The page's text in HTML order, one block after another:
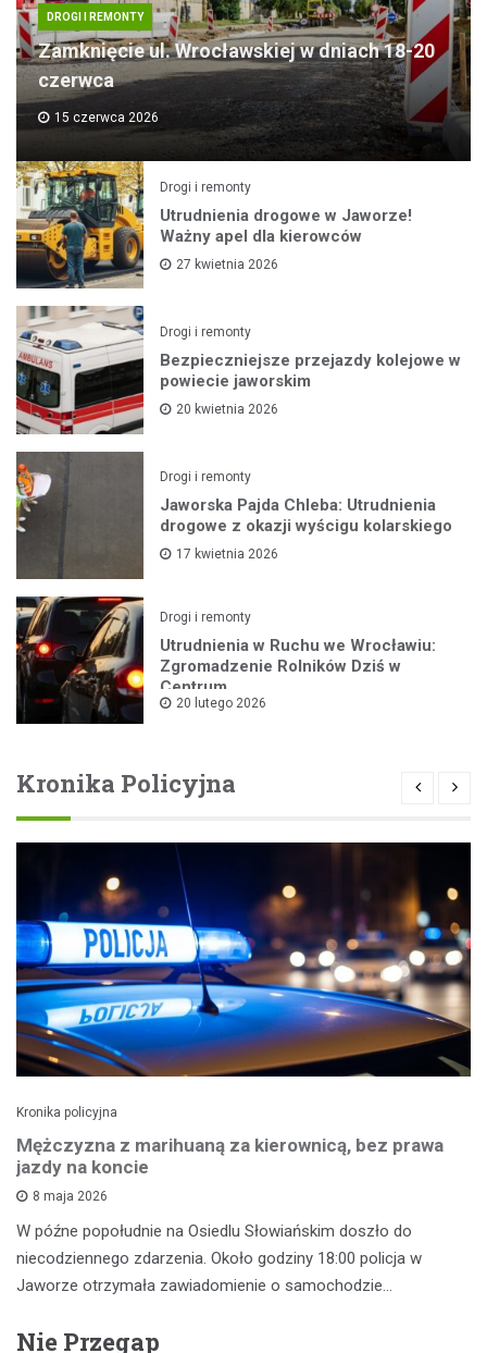
DROGI I REMONTY
Zamknięcie ul. Wrocławskiej w dniach 18-20
czerwca
15 czerwca 2026
Drogi i remonty
Utrudnienia drogowe w Jaworze!
Ważny apel dla kierowców
27 kwietnia 2026
Drogi i remonty
Bezpieczniejsze przejazdy kolejowe w
powiecie jaworskim
20 kwietnia 2026
Drogi i remonty
Jaworska Pajda Chleba: Utrudnienia
drogowe z okazji wyścigu kolarskiego
17 kwietnia 2026
Drogi i remonty
Utrudnienia w Ruchu we Wrocławiu:
Zgromadzenie Rolników Dziś w
Centrum
20 lutego 2026
Kronika Policyjna
Kronika policyjna
Mężczyzna z marihuaną za kierownicą, bez prawa
jazdy na koncie
8 maja 2026
W późne popołudnie na Osiedlu Słowiańskim doszło do
niecodziennego zdarzenia. Około godziny 18:00 policja w
Jaworze otrzymała zawiadomienie o samochodzie…
Nie Przegap